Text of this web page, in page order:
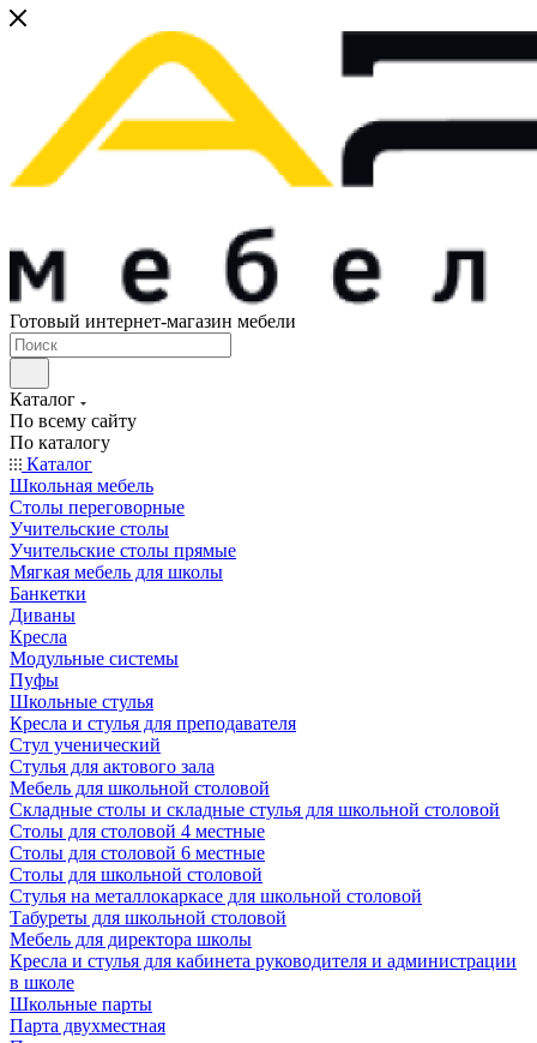
Готовый интернет-магазин мебели
Каталог
По всему сайту
По каталогу
Каталог
Школьная мебель
Столы переговорные
Учительские столы
Учительские столы прямые
Мягкая мебель для школы
Банкетки
Диваны
Кресла
Модульные системы
Пуфы
Школьные стулья
Кресла и стулья для преподавателя
Стул ученический
Стулья для актового зала
Мебель для школьной столовой
Складные столы и складные стулья для школьной столовой
Столы для столовой 4 местные
Столы для столовой 6 местные
Столы для школьной столовой
Стулья на металлокаркасе для школьной столовой
Табуреты для школьной столовой
Мебель для директора школы
Кресла и стулья для кабинета руководителя и администрации
в школе
Школьные парты
Парта двухместная